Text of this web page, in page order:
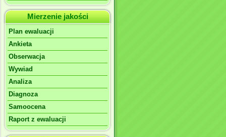
Mierzenie jakości
Plan ewaluacji
Ankieta
Obserwacja
Wywiad
Analiza
Diagnoza
Samoocena
Raport z ewaluacji